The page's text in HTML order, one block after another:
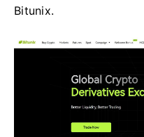
Bitunix.